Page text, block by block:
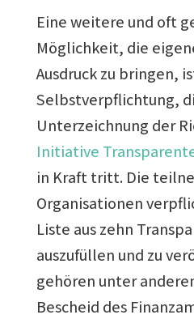
Eine weitere und oft
Möglichkeit, die
Ausdruck zu bringen,
Selbstverpflichtung,
Unterzeichnung der
Initiative
in Kraft tritt. Die
Organisationen
Liste aus zehn
auszufüllen und zu
gehören unter
Bescheid des